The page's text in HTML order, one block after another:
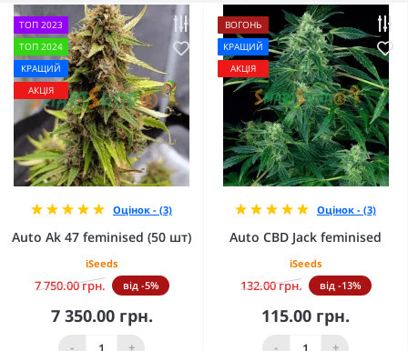
ТОП 2023
ТОП 2024
КРАЩИЙ
АКЦІЯ
Оцінок - (3)
Auto Ak 47 feminised (50 шт)
iSeeds
7 750.00 грн. від -5%
7 350.00 грн.
- +
ВОГОНЬ
КРАЩИЙ
АКЦІЯ
Оцінок - (3)
Auto CBD Jack feminised
iSeeds
132.00 грн. від -13%
115.00 грн.
- +